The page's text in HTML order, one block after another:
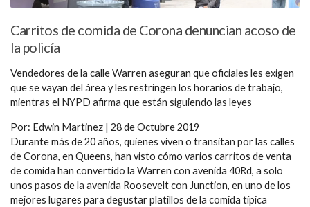
Carritos de comida de Corona denuncian acoso de
la policía
Vendedores de la calle Warren aseguran que oficiales les exigen
que se vayan del área y les restringen los horarios de trabajo,
mientras el NYPD afirma que están siguiendo las leyes
Por: Edwin Martinez | 28 de Octubre 2019
Durante más de 20 años, quienes viven o transitan por las calles
de Corona, en Queens, han visto cómo varios carritos de venta
de comida han convertido la Warren con avenida 40Rd, a solo
unos pasos de la avenida Roosevelt con Junction, en uno de los
mejores lugares para degustar platillos de la comida típica